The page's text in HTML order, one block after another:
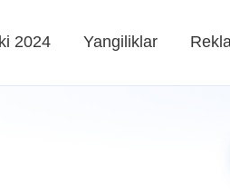
2024 Yangiliklar